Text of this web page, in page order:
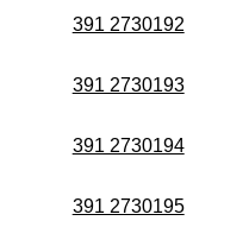
391 2730192
391 2730193
391 2730194
391 2730195